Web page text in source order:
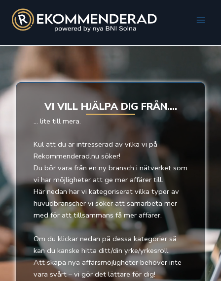
innehåll
VI VILL HJÄLPA DIG FRÅN….
… lite till mera.
Kul att du är intresserad av vilka vi på
Rekommenderad.nu söker!
Du bör vara från en ny bransch i nätverket som
vi har möjligheter att ge mer affärer till.
Här nedan har vi kategoriserat vilka typer av
huvudbranscher vi söker att samarbeta mer
med för att tillsammans få mer affärer.
Om du klickar nedan på dessa kategorier så
kan du kanske hitta ditt/din yrke/yrkesroll.
Att skapa nya affärsmöjligheter behöver inte
vara svårt – vi gör det lättare för dig!